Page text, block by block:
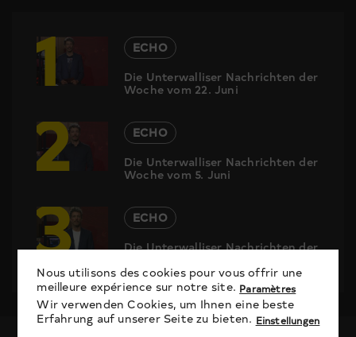
1
ECHO
Die Unterwalliser Nachrichten der
Woche vom 22. Juni
2
ECHO
Die Unterwalliser Nachrichten der
Woche vom 5. Juni
3
ECHO
Die Unterwalliser Nachrichten der
Nous utilisons des cookies pour vous offrir une
meilleure expérience sur notre site. Paramètres
Wir verwenden Cookies, um Ihnen eine beste
Erfahrung auf unserer Seite zu bieten. Einstellungen